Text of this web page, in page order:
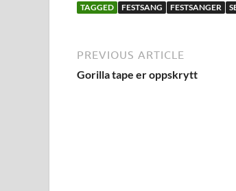
TAGGED FESTSANG FESTSANGER
PREVIOUS ARTICLE
Gorilla tape er oppskrytt